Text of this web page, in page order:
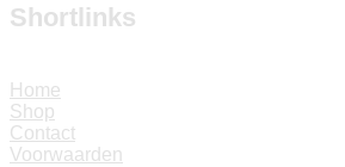
Shortlinks
Home
Shop
Contact
Voorwaarden